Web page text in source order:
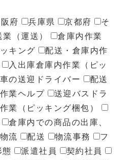
く
提供
一括受託
業務の受託
ードサポートサービス
府 兵庫県 京都府
そ
業（運送）
倉庫内作業
キング
配送・倉庫内作
入出庫倉庫内作業（ピッ
の送迎ドライバー
配送
業ヘルプ
送迎バスドラ
業（ピッキング梱包）
倉庫内での商品の出庫、
流 配送 物流事務
フ
態 派遣社員
契約社員